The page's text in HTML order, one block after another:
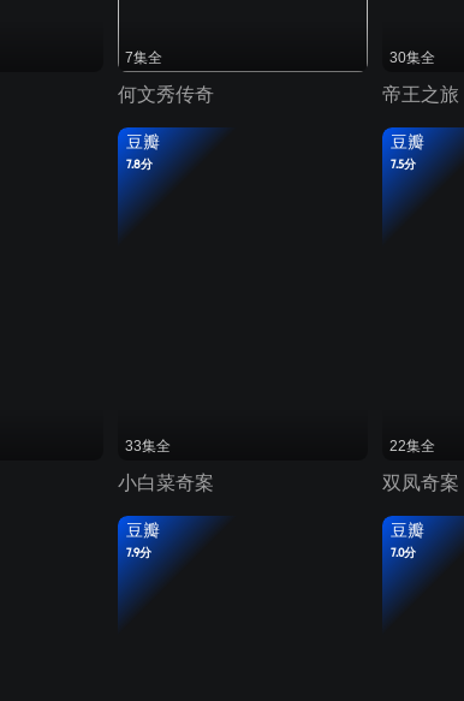
7集全
何文秀传奇
30集全
帝王之旅
豆瓣
7.8分
33集全
小白菜奇案
豆瓣
7.5分
22集全
双凤奇案
豆瓣
7.9分
豆瓣
7.0分